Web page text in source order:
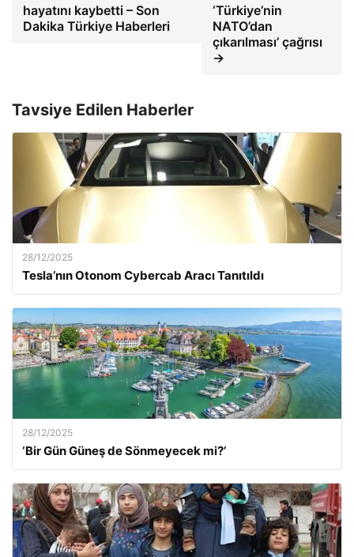
hayatını kaybetti – Son
Dakika Türkiye Haberleri
‘Türkiye’nin
NATO’dan
çıkarılması’ çağrısı
→
Tavsiye Edilen Haberler
28/12/2025
Tesla’nın Otonom Cybercab Aracı Tanıtıldı
28/12/2025
‘Bir Gün Güneş de Sönmeyecek mi?’